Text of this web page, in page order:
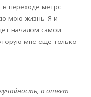
переходе метро
мою жизнь. Я и
началом самой
мне еще только
а ответ